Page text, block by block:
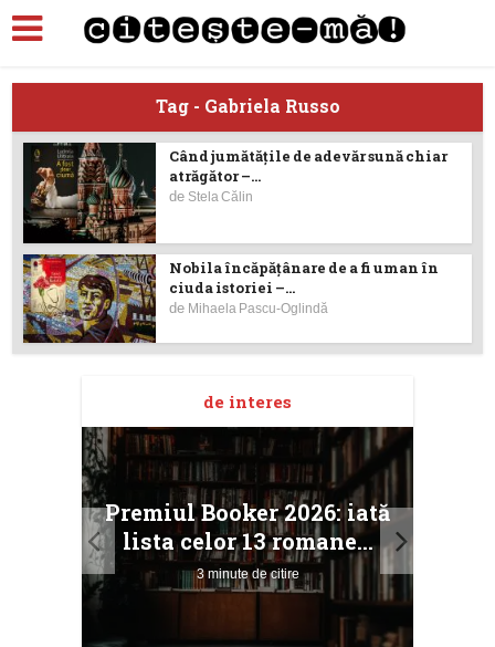
Tag - Gabriela Russo
Când jumătățile de adevăr sună chiar
atrăgător –...
de Stela Călin
Nobila încăpăţânare de a fi uman în
ciuda istoriei –...
de Mihaela Pascu-Oglindă
de interes
Premiul Booker 2026: iată
lista celor 13 romane...
3 minute de citire